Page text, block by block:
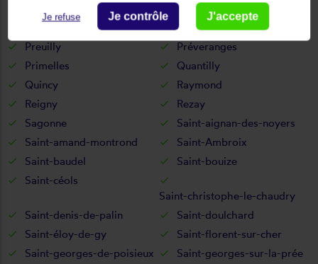
Poisieux
Presly
Preuilly
Préveranges
Primelles
Quantilly
Quincy
Raymond
Reigny
Rezay
Sagonne
Saint-aignan-des-noyers
Saint-amand-montrond
Saint-Ambroix
Saint-baudel
Saint-bouize
Saint-céols
Saint-christophe-le-chaudry
Saint-denis-de-palin
Saint-doulchard
Saint-éloy-de-gy
Saint-florent-sur-cher
Saint-georges-de-poisieux
Saint-georges-sur-la-prée
Je refuse Je contrôle J'accepte